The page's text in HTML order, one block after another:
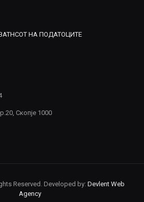
НА ПОДАТОЦИТЕ
Скопје 1000
Reserved. Developed by: Devlent Web
Agency